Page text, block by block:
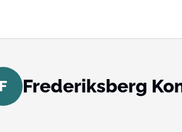
F Frederiksberg